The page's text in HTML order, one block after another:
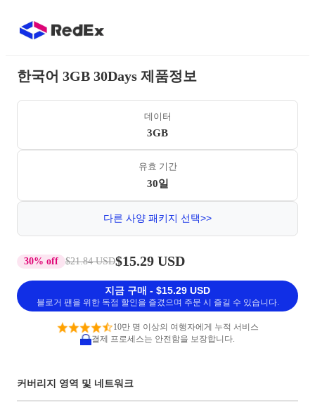
한국어 3GB 30Days 제품정보
데이터
3GB
유효 기간
30일
다른 사양 패키지 선택>>
30% off $21.84 USD$15.29 USD
지금 구매 - $15.29 USD
블로거 팬을 위한 독점 할인을 즐겼으며 주문 시 즐길 수 있습니다.
10만 명 이상의 여행자에게 누적 서비스
결제 프로세스는 안전함을 보장합니다.
커버리지 영역 및 네트워크